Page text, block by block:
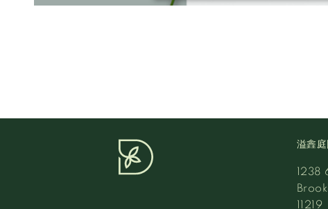
溢錱庭
11219